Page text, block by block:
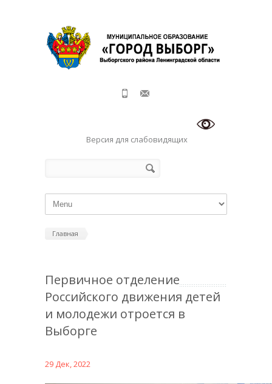
Версия для слабовидящих
Главная
Первичное отделение
Российского движения детей
и молодежи отроется в
Выборге
29 Дек, 2022